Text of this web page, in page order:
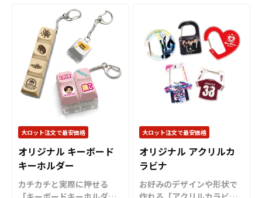
れることで、ファンにとっ
て魅力的な商品になるでし
ょう。国内生産で短納期、
小ロットからの製作も承っ
ておりますので、同人作家
の方々にもおすすめで
す。、個人のお客様から企
業・業者のかた問わずお気
なっており、お好みの用途
に合わせて選べます。
ルデザインで制作いたしま
「クリアタイプ」と、角度
によって七色に輝く「オー
ロラタイプ」の2種類をご用
意。表面には端まで美しい
フルカラープリントが可能
で、オリジナルデザインの
魅力を余すことなく表現で
きます。 キーホルダー付き
なので、バッグやポーチに
取り付けて外出先でも気軽
に持ち歩け、推しへの愛を
さりげなくアピールできる
アイテムです。 販売に必要
な資材も取り揃えておりま
それぞれ印刷を施すことで
立体的な見え方が美しい
「両面印刷」複数のプリン
ト方法をご用意しておりま
す。透明度が高いクリアア
クリルを使用していますの
で、透明感を活かしたデザ
インでの制作がオススメで
ーラインナップがございま
すので、デザインや用途に
合わせてお選びください。
また、飾り紐の追加やキー
ホルダータイプへの変更、
カラーアクリルなどのオプ
大ロット注文で最安価格
オリジナル キーボード
キーホルダー
カチカチと実際に押せる
大ロット注文で最安価格
オリジナル アクリルカ
ラビナ
お好みのデザインや形状で